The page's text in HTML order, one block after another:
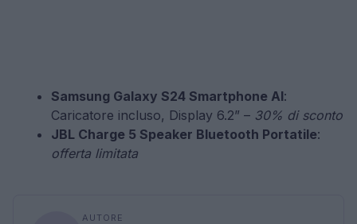
Samsung Galaxy S24 Smartphone AI:
Caricatore incluso, Display 6.2” – 30% di sconto
JBL Charge 5 Speaker Bluetooth Portatile:
offerta limitata
AUTORE